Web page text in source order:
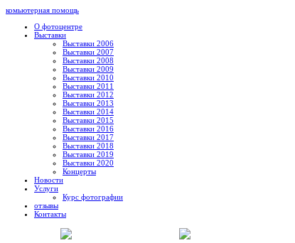
комьютерная помощь
О фотоцентре
Выставки
Выставки 2006
Выставки 2007
Выставки 2008
Выставки 2009
Выставки 2010
Выставки 2011
Выставки 2012
Выставки 2013
Выставки 2014
Выставки 2015
Выставки 2016
Выставки 2017
Выставки 2018
Выставки 2019
Выставки 2020
Концерты
Новости
Услуги
Курс фотографии
отзывы
Контакты